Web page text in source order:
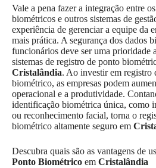
Vale a pena fazer a integração entre
biométricos e outros sistemas de
experiência de gerenciar a equipe da
mais prática. A segurança dos dados
funcionários deve ser uma prioridade
sistemas de registro de ponto
Cristalândia. Ao investir em registro
biométrico, as empresas podem
operacional e a produtividade.
identificação biométrica única, como
ou reconhecimento facial, torna o
biométrico altamente seguro em
Descubra quais são as vantagens de
Ponto Biométrico em Cristalândia